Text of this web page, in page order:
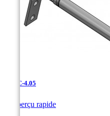
UDAC-4.05
Aperçu rapide